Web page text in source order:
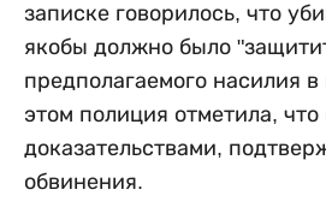
записке говорилось, что
якобы должно было
предполагаемого насилия
этом полиция отметила, что
доказательствами,
обвинения.